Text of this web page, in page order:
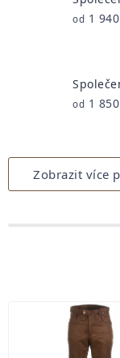
od 1
od 1
Zobrazit více
produktů